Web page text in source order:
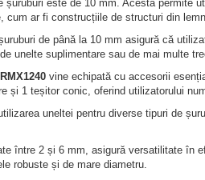
șuruburi este de 10 mm. Acesta permite
cum ar fi construcțiile de structuri din
de până la 10 mm asigură că
unelte suplimentare sau de mai multe
vine echipată cu accesorii
și 1 teșitor conic, oferind utilizatorului
uneltei pentru diverse tipuri de
între 2 și 6 mm, asigură versatilitate în
robuste și de mare diametru.